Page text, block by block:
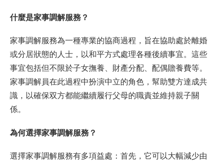
什麼是家事調解服務？
家事調解服務為一種專業的協商過程，旨在協助處於離婚
或分居狀態的人士，以和平方式處理各種後續事宜。這些
事宜包括但不限於子女撫養、財產分配、配偶贍養費等。
家事調解員在此過程中扮演中立的角色，幫助雙方達成共
識，以確保双方都能繼續履行父母的職責並維持親子關
係。
為何選擇家事調解服務？
選擇家事調解服務有多項益處：首先，它可以大幅減少由